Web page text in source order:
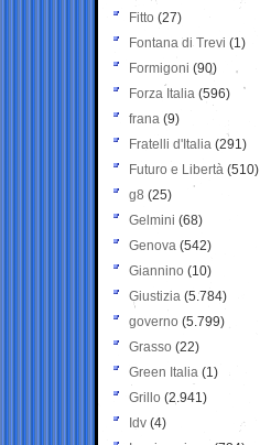
Fitto (27)
Fontana di Trevi (1)
Formigoni (90)
Forza Italia (596)
frana (9)
Fratelli d'Italia (291)
Futuro e Libertà (510)
g8 (25)
Gelmini (68)
Genova (542)
Giannino (10)
Giustizia (5.784)
governo (5.799)
Grasso (22)
Green Italia (1)
Grillo (2.941)
Idv (4)